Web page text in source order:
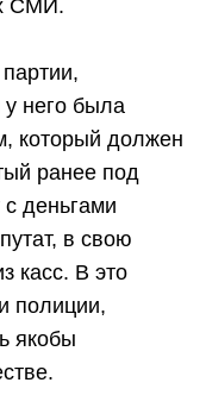
СМИ.
него была
который должен
ранее под
с деньгами
в свою
касс. В это
полиции,
якобы